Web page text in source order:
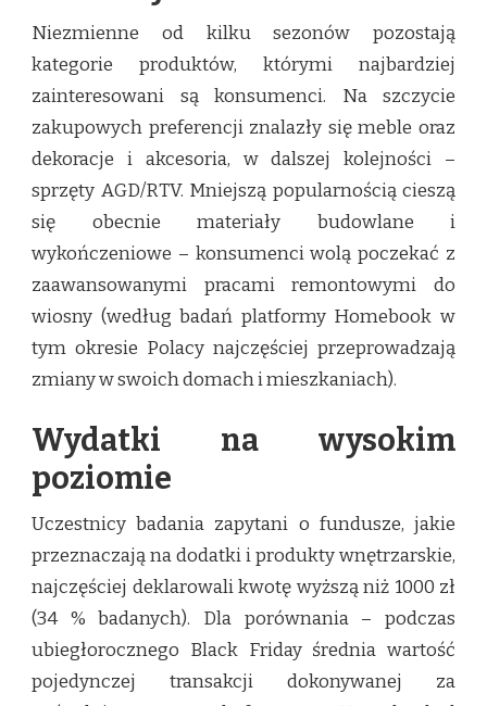
Niezmienne od kilku sezonów pozostają
kategorie produktów, którymi najbardziej
zainteresowani są konsumenci. Na szczycie
zakupowych preferencji znalazły się meble oraz
dekoracje i akcesoria, w dalszej kolejności –
sprzęty AGD/RTV. Mniejszą popularnością cieszą
się obecnie materiały budowlane i
wykończeniowe – konsumenci wolą poczekać z
zaawansowanymi pracami remontowymi do
wiosny (według badań platformy Homebook w
tym okresie Polacy najczęściej przeprowadzają
zmiany w swoich domach i mieszkaniach).
Wydatki na wysokim
poziomie
Uczestnicy badania zapytani o fundusze, jakie
przeznaczają na dodatki i produkty wnętrzarskie,
najczęściej deklarowali kwotę wyższą niż 1000 zł
(34 % badanych). Dla porównania – podczas
ubiegłorocznego Black Friday średnia wartość
pojedynczej transakcji dokonywanej za